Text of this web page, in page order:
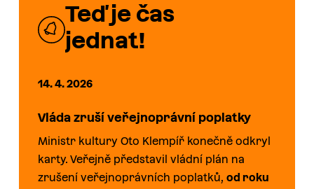
Teď je čas
jednat!
14. 4. 2026
Vláda zruší veřejnoprávní poplatky
Ministr kultury Oto Klempíř konečně odkryl
karty. Veřejně představil vládní plán na
zrušení veřejnoprávních poplatků, od roku